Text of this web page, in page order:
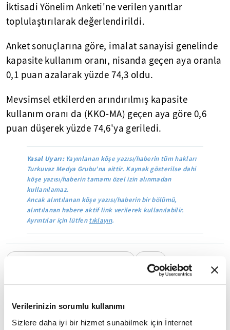
Verilerinizin sorumlu kullanımı
Sizlere daha iyi bir hizmet sunabilmek için İnternet
İktisadi Yönelim Anketi'ne verilen yanıtlar
toplulaştırılarak değerlendirildi.
Anket sonuçlarına göre, imalat sanayisi genelinde
kapasite kullanım oranı, nisanda geçen aya oranla
0,1 puan azalarak yüzde 74,3 oldu.
Mevsimsel etkilerden arındırılmış kapasite
kullanım oranı da (KKO-MA) geçen aya göre 0,6
puan düşerek yüzde 74,6'ya geriledi.
Yasal Uyarı:Yayınlanan köşe yazısı/haberin tüm hakları
Turkuvaz Medya Grubu'na aittir. Kaynak gösterilse dahi
köşe yazısı/haberin tamamı özel izin alınmadan
kullanılamaz.
Ancak alıntılanan köşe yazısı/haberin bir bölümü,
alıntılanan habere aktif link verilerek kullanılabilir.
Ayrıntılar için lütfentıklayın.
Mobil Uygulamamızı İndirin